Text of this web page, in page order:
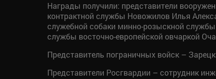
Награды получили: представители
контрактной службы Новожилов Илья
служебной собаки минно-розыскной
службы восточно-европейской овчаркой
Представитель пограничных войск –
Представители Росгвардии – сотрудник